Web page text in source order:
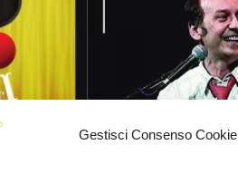
Gestisci Consenso Cookie